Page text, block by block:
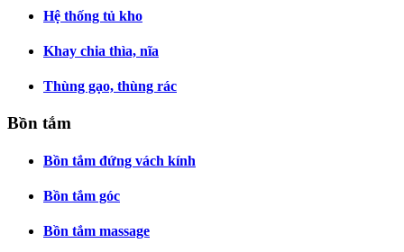
Hệ thống tủ kho
Khay chia thìa, nĩa
Thùng gạo, thùng rác
Bồn tắm
Bồn tắm đứng vách kính
Bồn tắm góc
Bồn tắm massage